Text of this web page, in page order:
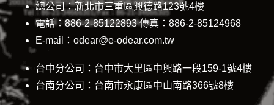
總公司：新北市三重區興德路123號4樓
電話：886-2-85122893 傳真：886-2-85124968
E-mail：odear@e-odear.com.tw
台中分公司：台中市大里區中興路一段159-1號4樓
台南分公司：台南市永康區中山南路366號8樓